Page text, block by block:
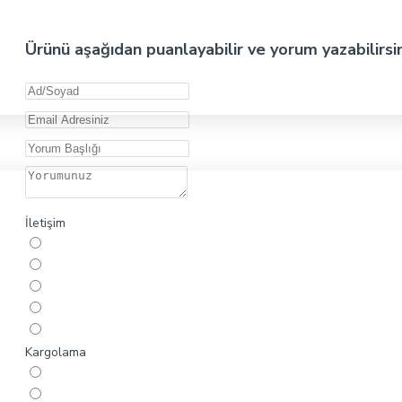
Ürünü aşağıdan puanlayabilir ve yorum
İletişim
Kargolama